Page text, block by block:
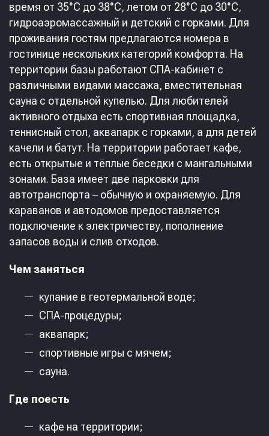
время от 35°С до 38°С, летом от 28°С до 30°С,
гидроаэромассажный и детский с горками. Для
проживания гостям предлагаются номера в
гостинице нескольких категорий комфорта. На
территории базы работают СПА-кабинет с
различными видами массажа, вместительная
сауна с отдельной купелью. Для любителей
активного отдыха есть спортивная площадка,
теннисный стол, аквапарк с горками, а для детей
качели и батут. На территории работает кафе,
есть открытые и тёплые беседки с мангальными
зонами. База имеет две парковки для
автотранспорта – обычную и охраняемую. Для
караванов и автодомов предоставляется
подключение к электричеству, пополнение
запасов воды и слив отходов.
Чем заняться
купание в геотермальной воде;
СПА-процедуры;
аквапарк;
спортивные игры с мячем;
сауна.
Где поесть
кафе на территории;